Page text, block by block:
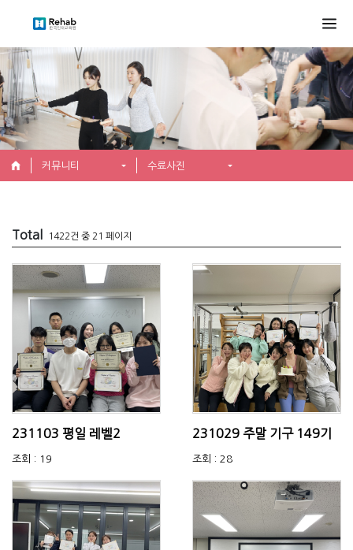
커뮤니티 수료사진
Total 1422건 중 21 페이지
231103 평일 레벨2
조회 : 19
231029 주말 기구 149기
조회 : 28